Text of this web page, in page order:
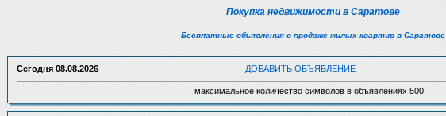
Покупка недвижимости в Саратове
Бесплатные объявления о продаже жилых квартир в Саратове
Сегодня 08.08.2026 ДОБАВИТЬ ОБЪЯВЛЕНИЕ
максимальное количество символов в объявлениях 500